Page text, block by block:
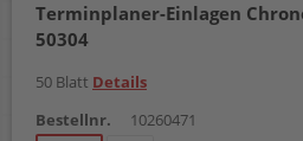
Terminplaner-Einlagen
50304
50 Blatt Details
Bestellnr.
10260471